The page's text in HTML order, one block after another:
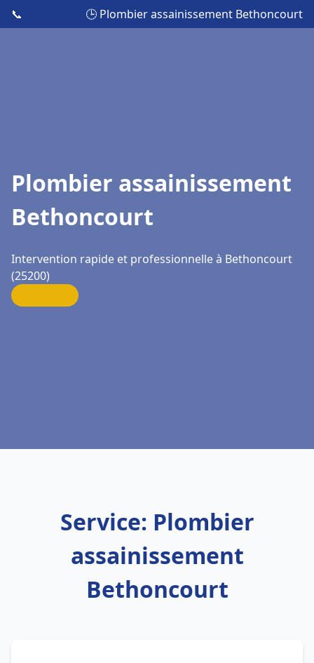
📞 🕒 Plombier assainissement Bethoncourt
Plombier assainissement
Bethoncourt
Intervention rapide et professionnelle à Bethoncourt
(25200)
Service: Plombier
assainissement
Bethoncourt